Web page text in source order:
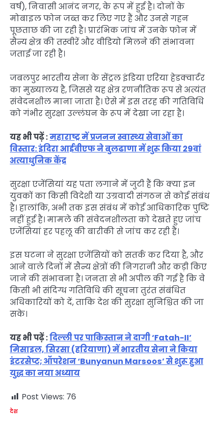
वर्ष), निवासी आनंद नगर, के रूप में हुई है। दोनों के
मोबाइल फोन जब्त कर लिए गए हैं और उनसे गहन
पूछताछ की जा रही है। प्रारंभिक जांच में उनके फोन में
सैन्य क्षेत्र की तस्वीरें और वीडियो मिलने की संभावना
जताई जा रही है।
जबलपुर भारतीय सेना के सेंट्रल इंडिया एरिया हेडक्वार्टर
का मुख्यालय है, जिससे यह क्षेत्र रणनीतिक रूप से अत्यंत
संवेदनशील माना जाता है। ऐसे में इस तरह की गतिविधि
को गंभीर सुरक्षा उल्लंघन के रूप में देखा जा रहा है।
यह भी पढ़ें :महाराष्ट्र में प्रजनन स्वास्थ्य सेवाओं का
विस्तार: इंदिरा आईवीएफ ने बुलढाणा में शुरू किया 29वां
अत्याधुनिक केंद्र
सुरक्षा एजेंसियां यह पता लगाने में जुटी हैं कि क्या इन
युवकों का किसी विदेशी या उग्रवादी संगठन से कोई संबंध
है। हालांकि, अभी तक इस संबंध में कोई आधिकारिक पुष्टि
नहीं हुई है। मामले की संवेदनशीलता को देखते हुए जांच
एजेंसियां हर पहलू की बारीकी से जांच कर रही हैं।
इस घटना ने सुरक्षा एजेंसियों को सतर्क कर दिया है, और
आने वाले दिनों में सैन्य क्षेत्रों की निगरानी और कड़ी किए
जाने की संभावना है। जनता से भी अपील की गई है कि वे
किसी भी संदिग्ध गतिविधि की सूचना तुरंत संबंधित
अधिकारियों को दें, ताकि देश की सुरक्षा सुनिश्चित की जा
सके।
यह भी पढ़ें :दिल्ली पर पाकिस्तान ने दागी ‘Fatah-II’
मिसाइल, सिरसा (हरियाणा) में भारतीय सेना ने किया
इंटरसेप्ट; ऑपरेशन ‘Bunyanun Marsoos’ से शुरू हुआ
युद्ध का नया अध्याय
Post Views: 76
देश